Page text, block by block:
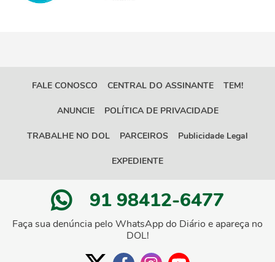
FALE CONOSCO CENTRAL DO ASSINANTE TEM!
ANUNCIE POLÍTICA DE PRIVACIDADE
TRABALHE NO DOL PARCEIROS Publicidade Legal
EXPEDIENTE
91 98412-6477
Faça sua denúncia pelo WhatsApp do Diário e apareça no
DOL!